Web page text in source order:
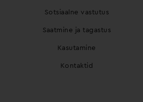
Sotsiaalne vastutus
Saatmine ja tagastus
Kasutamine
Kontaktid